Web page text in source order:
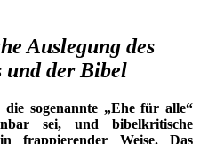
Auslegung des
und der Bibel
sogenannte „Ehe für alle“
sei, und bibelkritische
frappierender Weise. Das